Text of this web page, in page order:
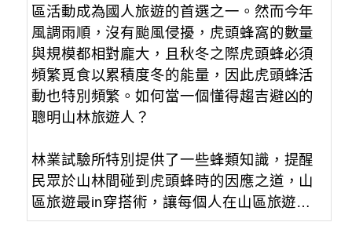
區活動成為國人旅遊的首選之一。然而今年
風調雨順，沒有颱風侵擾，虎頭蜂窩的數量
與規模都相對龐大，且秋冬之際虎頭蜂必須
頻繁覓食以累積度冬的能量，因此虎頭蜂活
動也特別頻繁。如何當一個懂得趨吉避凶的
聰明山林旅遊人？
林業試驗所特別提供了一些蜂類知識，提醒
民眾於山林間碰到虎頭蜂時的因應之道，山
區旅遊最in穿搭術，讓每個人在山區旅遊時
可以降低「蜂」險與安心活動。更多...